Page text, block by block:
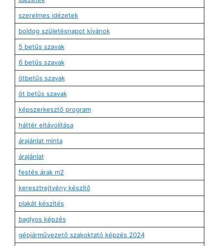
szerelmes idézetek
boldog születésnapot kívánok
5 betűs szavak
6 betűs szavak
ötbetűs szavak
öt betűs szavak
képszerkesztő program
háttér eltávolítása
árajánlat minta
árajánlat
festés árak m2
keresztrejtvény készítő
plakát készítés
baglyos képzés
gépjárművezető szakoktató képzés 2024